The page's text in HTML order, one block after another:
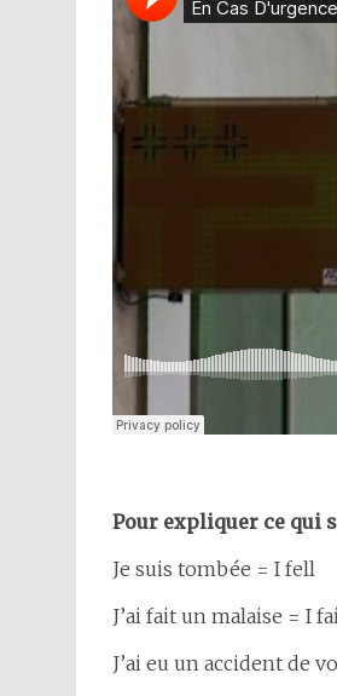
Pour expliquer ce qui
Je suis tombée = I fell
J’ai fait un malaise = I
J’ai eu un accident de